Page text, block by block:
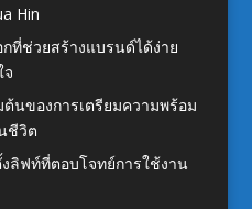
Hin
ที่ช่วยสร้างแบรนด์ได้ง่าย
นของการเตรียมความพร้อม
ชีวิต
ลิฟท์ที่ตอบโจทย์การใช้งาน